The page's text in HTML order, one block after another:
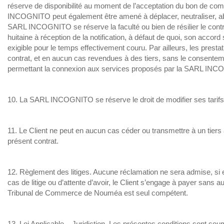
réserve de disponibilité au moment de l’acceptation du bon de
INCOGNITO peut également être amené à déplacer, neutraliser,
SARL INCOGNITO se réserve la faculté ou bien de résilier le
huitaine à réception de la notification, à défaut de quoi, son
exigible pour le temps effectivement couru. Par ailleurs, les
contrat, et en aucun cas revendues à des tiers, sans le
permettant la connexion aux services proposés par la SARL
10. La SARL INCOGNITO se réserve le droit de modifier ses
11. Le Client ne peut en aucun cas céder ou transmettre à un
présent contrat.
12. Règlement des litiges. Aucune réclamation ne sera admise,
cas de litige ou d’attente d’avoir, le Client s’engage à payer
Tribunal de Commerce de Nouméa est seul compétent.